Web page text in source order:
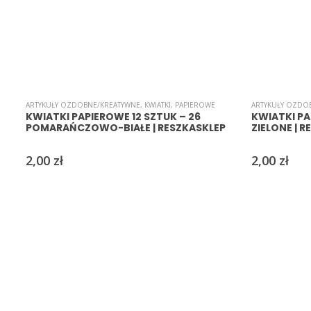
ARTYKUŁY OZDOBNE/KREATYWNE, KWIATKI, PAPIEROWE
KWIATKI PAPIEROWE 12 SZTUK – 26
POMARAŃCZOWO-BIAŁE | RESZKASKLEP
2,00 zł
ARTYKUŁY
KWIATKI
ZIELONE |
2,00 zł